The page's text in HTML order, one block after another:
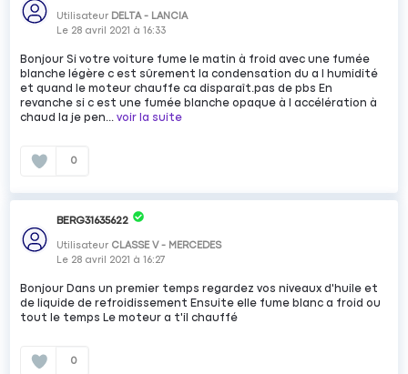
Utilisateur DELTA - LANCIA
Le 28 avril 2021 à16:33
Bonjour Si votre voiture fume le matin à froid avec une fumée
blanche légère c est sûrement la condensation du a l humidité
et quand le moteur chauffe ca disparaît.pas de pbs En
revanche si c est une fumée blanche opaque à l accélération à
chaud la je pen...voir la suite
0
BERG31635622
Utilisateur CLASSE V - MERCEDES
Le 28 avril 2021 à16:27
Bonjour Dans un premier temps regardez vos niveaux d'huile et
de liquide de refroidissement Ensuite elle fume blanc a froid ou
tout le temps Le moteur a t'il chauffé
0